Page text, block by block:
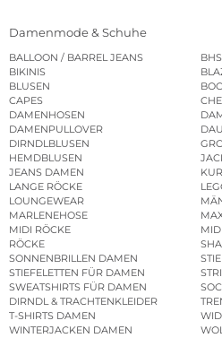
Damenmode & Schuhe
BALLOON / BARREL JEANS
BHS
BIKINIS
BLUSEN
CAPES
DAMENHOSEN
DAMENPULLOVER
DIRNDLBLUSEN
HEMDBLUSEN
JEANS DAMEN
LANGE RÖCKE
LOUNGEWEAR
MARLENEHOSE
MIDI RÖCKE
RÖCKE
SONNENBRILLEN DAMEN
STIEFELETTEN FÜR DAMEN
SWEATSHIRTS FÜR DAMEN
DIRNDL & TRACHTENKLEIDER
T-SHIRTS DAMEN
WINTERJACKEN DAMEN